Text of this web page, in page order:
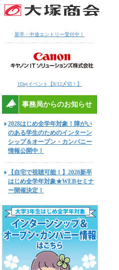
新卒・中途エントリー受付中！
1Dayイベント【8/12〆切！】
事務局からのお知らせ
2028はじめ全学年対象！障がい
のある学生のためのインターン
シップ＆オープン・カンパニー
情報公開中！
【自宅で視聴可能！】2028新卒
はじめ全学年対象★WEBセミナ
ー開催決定！